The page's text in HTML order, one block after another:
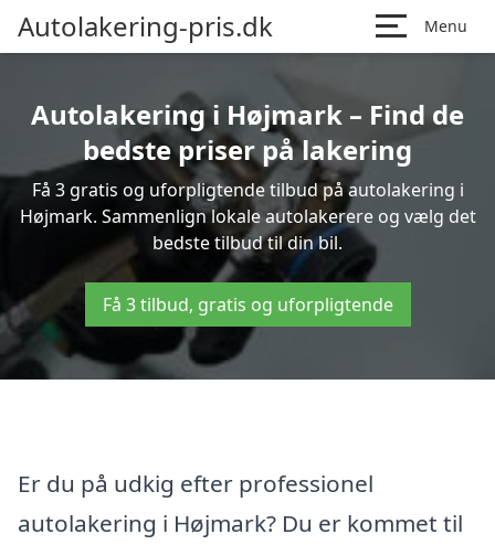
Autolakering-pris.dk Menu
Autolakering i Højmark – Find de
bedste priser på lakering
Få 3 gratis og uforpligtende tilbud på autolakering i
Højmark. Sammenlign lokale autolakerere og vælg det
bedste tilbud til din bil.
Få 3 tilbud, gratis og uforpligtende
Er du på udkig efter professionel
autolakering i Højmark? Du er kommet til